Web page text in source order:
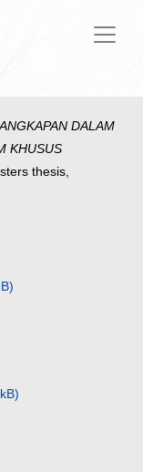
DALAM
KHUSUS
thesis,